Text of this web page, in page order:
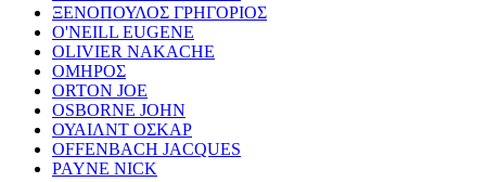
ΞΕΝΟΠΟΥΛΟΣ ΓΡΗΓΟΡΙΟΣ
O'NEILL EUGENE
OLIVIER NAKACHE
ΟΜΗΡΟΣ
ORTON JOE
OSBORNE JOHN
ΟΥΑΙΛΝΤ ΟΣΚΑΡ
OFFENBACH JACQUES
PAYNE NICK